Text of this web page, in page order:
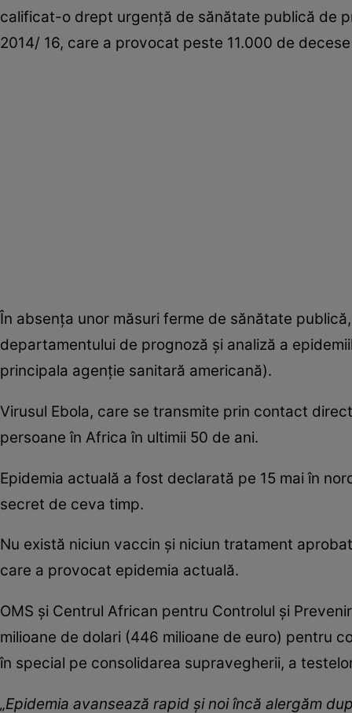
calificat-o drept urgenţă de sănătate publică de
2014/ 16, care a provocat peste 11.000 de
În absenţa unor măsuri ferme de sănătate
departamentului de prognoză şi analiză a
principala agenţie sanitară americană).
Virusul Ebola, care se transmite prin contact
persoane în Africa în ultimii 50 de ani.
Epidemia actuală a fost declarată pe 15 mai în
secret de ceva timp.
Nu există niciun vaccin şi niciun tratament
care a provocat epidemia actuală.
OMS şi Centrul African pentru Controlul şi
milioane de dolari (446 milioane de euro) pentru
în special pe consolidarea supravegherii, a
„Epidemia avansează rapid şi noi încă alergăm